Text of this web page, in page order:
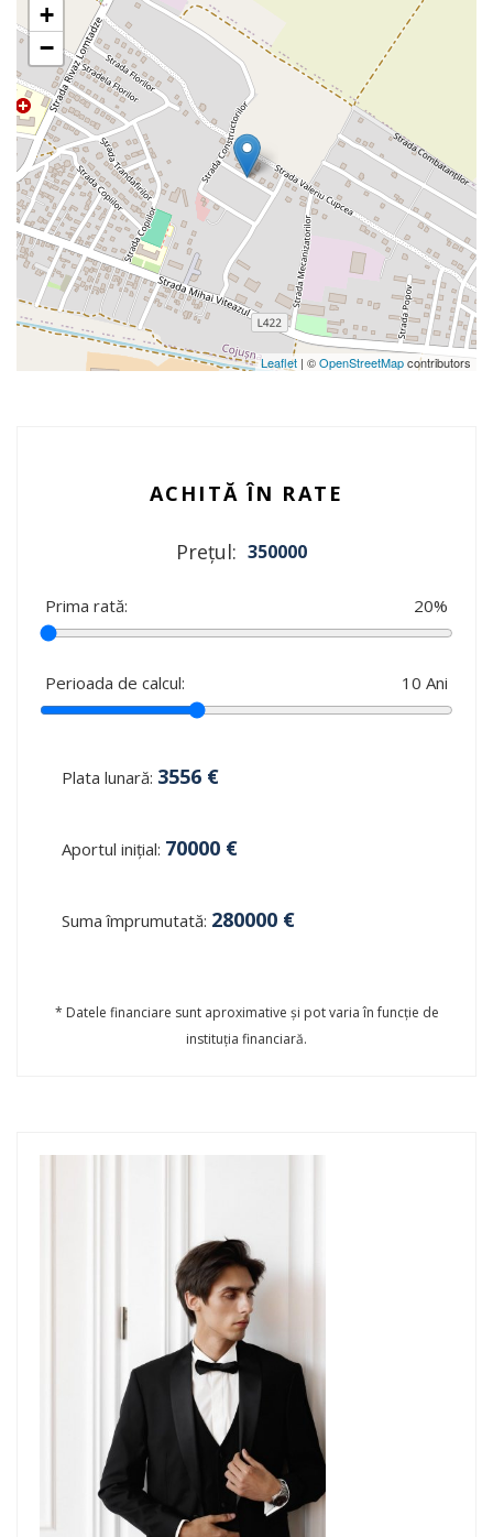
+
−
Leaflet | ©OpenStreetMapcontributors
ACHITĂ ÎN RATE
Prețul: 350000
Prima rată: 20%
Perioada de calcul: 10 Ani
Plata lunară: 3556 €
Aportul inițial: 70000 €
Suma împrumutată: 280000 €
* Datele financiare sunt aproximative și pot varia în funcție de
instituția financiară.